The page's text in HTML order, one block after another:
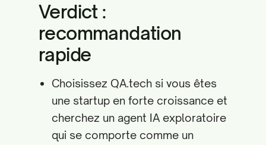
Verdict :
recommandation
rapide
Choisissez QA.tech si vous êtes
une startup en forte croissance et
cherchez un agent IA exploratoire
qui se comporte comme un